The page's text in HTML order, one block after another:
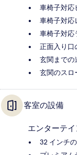
車椅子対応
車椅子対応
車椅子対応
正面入り口
玄関までの
玄関のスロ
客室の設備
エンターテイ
32 インチ